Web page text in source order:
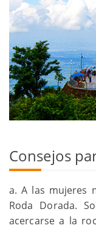
Consejos
a. A las mujeres
Roda Dorada.
acercarse a la